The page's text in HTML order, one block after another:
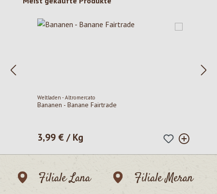
Weltladen - Altromercato
Bananen - Banane Fairtrade
Regulärer Preis:
3,99 € / Kg
Filiale Lana
Filiale Meran